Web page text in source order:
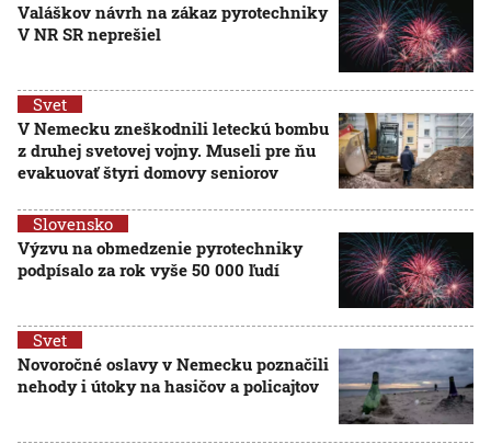
Valáškov návrh na zákaz pyrotechniky
V NR SR neprešiel
Svet
V Nemecku zneškodnili leteckú bombu
z druhej svetovej vojny. Museli pre ňu
evakuovať štyri domovy seniorov
Slovensko
Výzvu na obmedzenie pyrotechniky
podpísalo za rok vyše 50 000 ľudí
Svet
Novoročné oslavy v Nemecku poznačili
nehody i útoky na hasičov a policajtov